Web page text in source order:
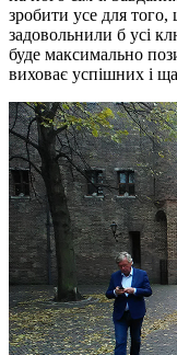
зробити усе для
задовольнили б усі
буде максимально
виховає успішних і